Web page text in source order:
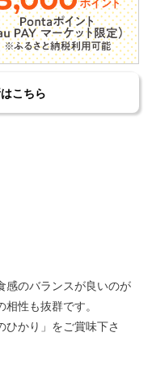
こちら
感のバランスが良いのが
性も抜群です。
ひかり」をご賞味下さ